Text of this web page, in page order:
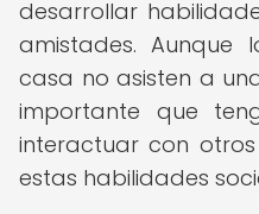
desarrollar
amistades. Aunque
casa no asisten a
importante que
interactuar con
estas habilidades